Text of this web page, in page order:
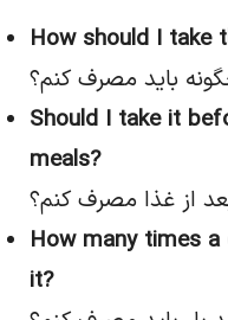
How should I take
باید مصرف کنم؟
Should I take it
meals?
از غذا مصرف کنم؟
How many times
it?